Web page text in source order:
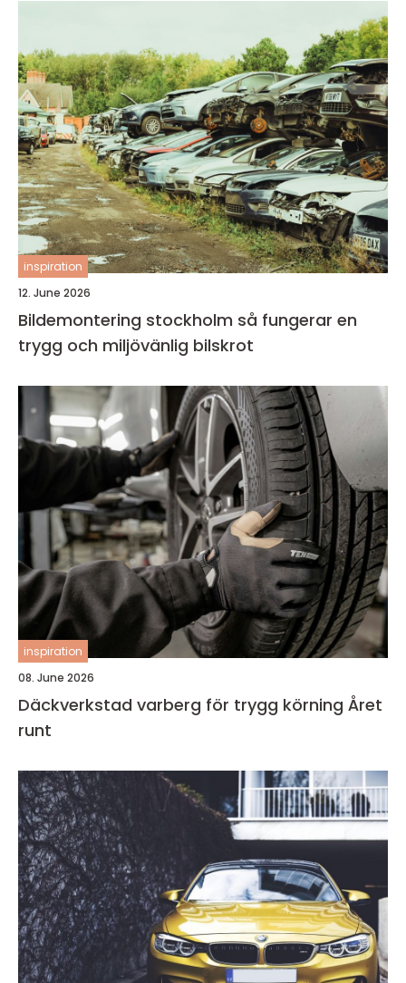
inspiration
12. June 2026
Bildemontering stockholm så fungerar en
trygg och miljövänlig bilskrot
inspiration
08. June 2026
Däckverkstad varberg för trygg körning Året
runt